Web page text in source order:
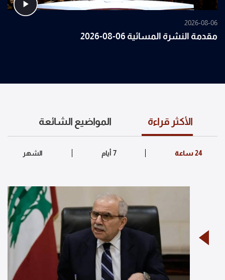
2026-08-06
مقدمة النشرة المسائية 06-08-2026
الأكثر قراءة المواضيع الشائعة